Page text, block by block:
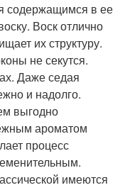
содержащимся в ее
Воск отлично
их структуру.
не секутся.
Даже седая
и надолго.
выгодно
ароматом
процесс
имеются